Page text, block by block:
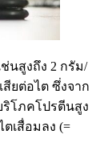
นสูงถึง 2 กรัม/
ยต่อไต ซึ่งจาก
โภคโปรตีนสูง
เสื่อมลง (=